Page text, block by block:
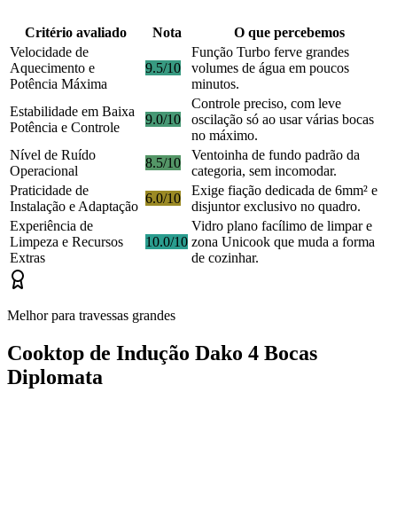
Critério avaliado Nota
O que percebemos
Velocidade de
Aquecimento e
Potência Máxima
9.5/10
Função Turbo ferve grandes
volumes de água em poucos
minutos.
Estabilidade em Baixa
Potência e Controle
9.0/10
Controle preciso, com leve
oscilação só ao usar várias bocas
no máximo.
Nível de Ruído
Operacional
8.5/10
Ventoinha de fundo padrão da
categoria, sem incomodar.
Praticidade de
Instalação e Adaptação
6.0/10
Exige fiação dedicada de 6mm² e
disjuntor exclusivo no quadro.
Experiência de
Limpeza e Recursos
Extras
10.0/10
Vidro plano facílimo de limpar e
zona Unicook que muda a forma
de cozinhar.
Melhor para travessas grandes
Cooktop de Indução Dako 4 Bocas
Diplomata